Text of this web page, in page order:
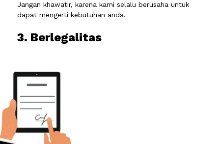
Jangan khawatir, karena kami selalu berusaha untuk
dapat mengerti kebutuhan anda.
3. Berlegalitas